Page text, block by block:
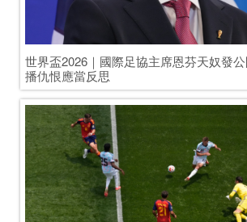
世界盃2026｜阿根廷3:1勝瑞士　四強賽將戰英格蘭